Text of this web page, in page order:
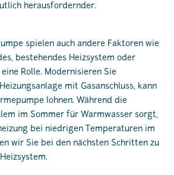
herausfordernder.
spielen auch andere Faktoren wie
bestehendes Heizsystem oder
Rolle. Modernisieren Sie
mit Gasanschluss, kann
lohnen. Während die
im Sommer für Warmwasser sorgt,
bei niedrigen Temperaturen im
wir Sie bei den nächsten Schritten zu